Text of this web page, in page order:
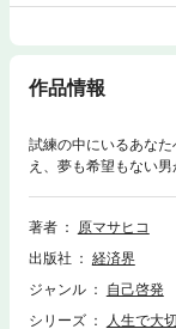
作品情報
試練の中にいるあな
え、夢も希望もない
著者
原マサヒコ
出版社
経済界
ジャンル
自己啓発
シリーズ
人生で大